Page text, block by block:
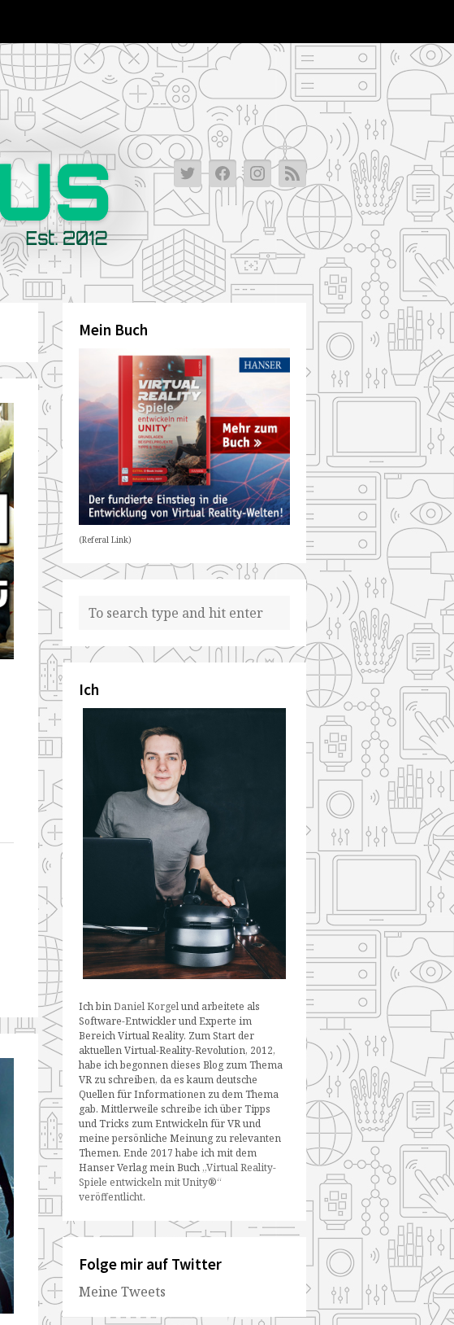
Mein Buch
(Referal Link)
Ich
Ich binDaniel Korgelund arbeitete als
Software-Entwickler und Experte im
Bereich Virtual Reality. Zum Start der
aktuellen Virtual-Reality-Revolution, 2012,
habe ich begonnen dieses Blog zum Thema
VR zu schreiben, da es kaum deutsche
Quellen für Informationen zu dem Thema
gab. Mittlerweile schreibe ich über Tipps
und Tricks zum Entwickeln für VR und
meine persönliche Meinung zu relevanten
Themen. Ende 2017 habe ich mit dem
Hanser Verlag mein Buch „Virtual Reality-
Spiele entwickeln mit Unity®“
veröffentlicht.
Folge mir auf Twitter
Meine Tweets